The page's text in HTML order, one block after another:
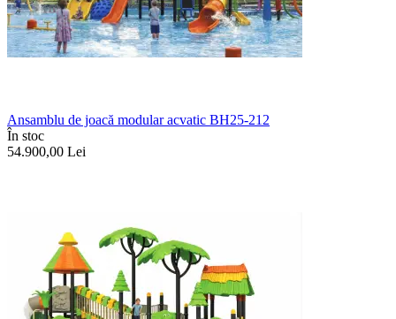
Ansamblu de joacă modular acvatic BH25-212
În stoc
54.900,00 Lei